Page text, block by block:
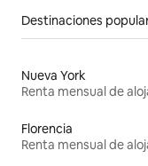
Destinaciones
Nueva York
Florencia